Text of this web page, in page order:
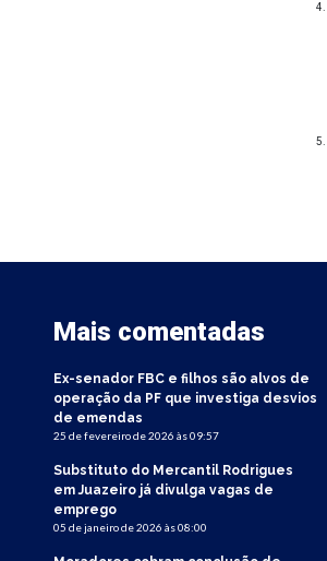
Mais comentadas
Ex-senador FBC e filhos são alvos de
operação da PF que investiga desvios
de emendas
25 de fevereiro de 2026 às 09:57
Substituto do Mercantil Rodrigues
em Juazeiro já divulga vagas de
emprego
05 de janeiro de 2026 às 08:00